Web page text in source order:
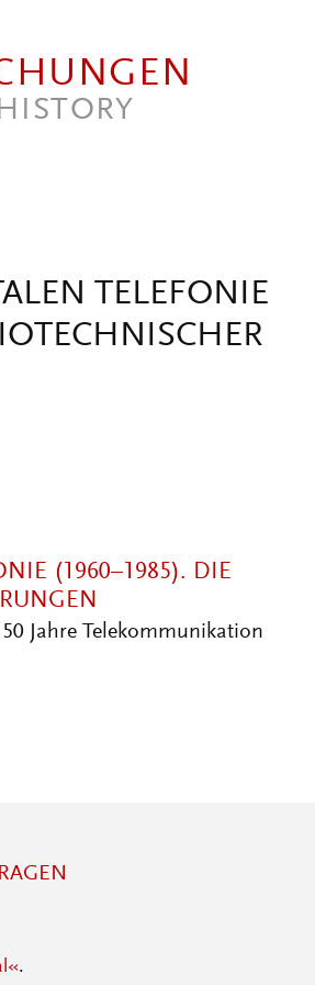
TELEFONIE
(1960–1985). DIE
Jahre Telekommunikation
.